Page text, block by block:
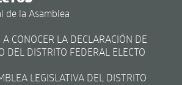
de la Asamblea
CONOCER LA DECLARACIÓN DE
DEL DISTRITO FEDERAL ELECTO
LEGISLATIVA DEL DISTRITO